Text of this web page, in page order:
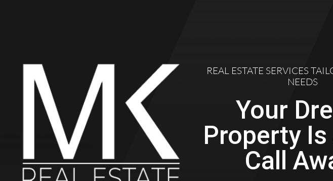
REAL ESTATE SERVICES
NEEDS
Your
Property
Call